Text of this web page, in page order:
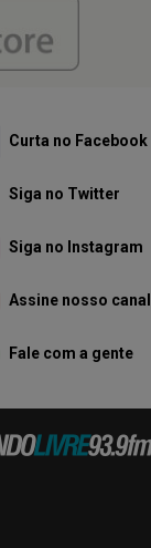
Curta no Facebook
Siga no Twitter
Siga no Instagram
Assine nosso canal
Fale com a gente